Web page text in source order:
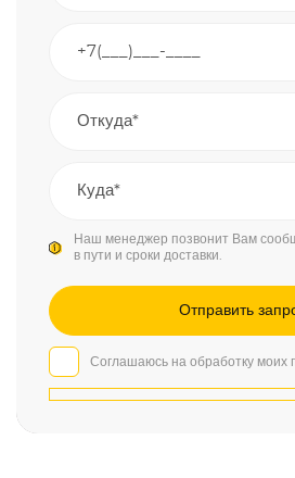
Наш менеджер позвонит Вам
в пути и сроки доставки.
Соглашаюсь на обработку моих